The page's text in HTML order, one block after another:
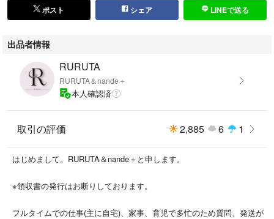
ポスト シェア LINEで送る
出品者情報
RURUTA
RURUTA＆nande＋
本人確認済
取引の評価 2,885 6 1
はじめまして。RURUTA＆nande＋と申します。
※領収書の発行はお断りしております。
フルタイムでの仕事(主に自宅)、家事、育児で多忙のため質問、発送が